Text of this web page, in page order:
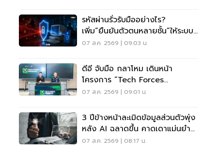
รหัสผ่านรั่วรับมืออย่างไร?
เพิ่ม“ยืนยันตัวตนหลายชั้น”ให้ระบบ
เดิม ไม่ต้องรื้อใหม่
07 ส.ค. 2569 | 09:03 น.
ดีอี จับมือ กลาโหม เดินหน้า
โครงการ “Tech Forces
Program”
07 ส.ค. 2569 | 09:01 น.
3 ปีข้างหน้าละเมิดข้อมูลส่วนตัวพุ่ง
หลัง AI ฉลาดขึ้น คาดเดาแม่นยำ
กว่าเดิม
07 ส.ค. 2569 | 08:17 น.